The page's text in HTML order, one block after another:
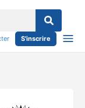
S'inscrire